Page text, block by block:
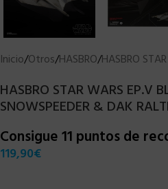
Inicio/Otros/HASBRO/HASBRO
HASBRO STAR WARS EP.V
SNOWSPEEDER & DAK
Consigue 11 puntos de
119,90€